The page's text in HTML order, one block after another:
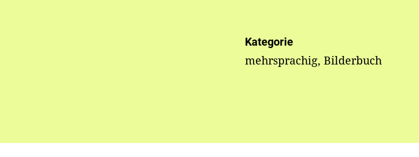
Kategorie
mehrsprachig, Bilderbuch